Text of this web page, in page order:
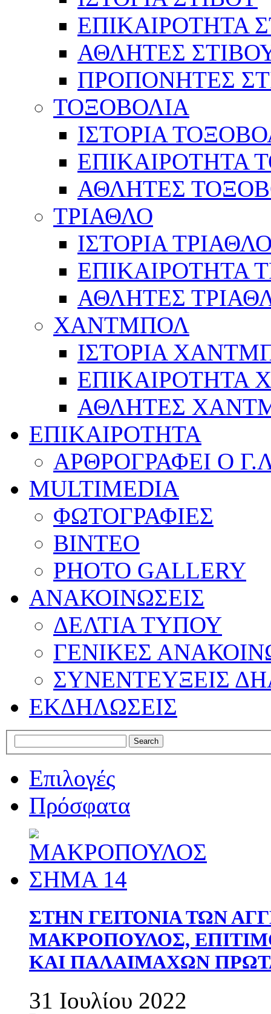
ΕΠΙΚΑΙΡΟΤΗΤΑ
ΑΘΛΗΤΕΣ
ΠΡΟΠΟΝΗΤΕΣ
ΤΟΞΟΒΟΛΙΑ
ΙΣΤΟΡΙΑ
ΕΠΙΚΑΙΡΟΤΗΤΑ
ΑΘΛΗΤΕΣ
ΤΡΙΑΘΛΟ
ΙΣΤΟΡΙΑ
ΕΠΙΚΑΙΡΟΤΗΤΑ
ΑΘΛΗΤΕΣ
ΧΑΝΤΜΠΟΛ
ΙΣΤΟΡΙΑ
ΕΠΙΚΑΙΡΟΤΗΤΑ
ΑΘΛΗΤΕΣ
ΕΠΙΚΑΙΡΟΤΗΤΑ
ΑΡΘΡΟΓΡΑΦΕΙ Ο
MULTIMEDIA
ΦΩΤΟΓΡΑΦΙΕΣ
ΒΙΝΤΕΟ
PHOTO GALLERY
ΑΝΑΚΟΙΝΩΣΕΙΣ
ΔΕΛΤΙΑ ΤΥΠΟΥ
ΓΕΝΙΚΕΣ
ΣΥΝΕΝΤΕΥΞΕΙΣ
ΕΚΔΗΛΩΣΕΙΣ
Επιλογές
Πρόσφατα
ΣΤΗΝ ΓΕΙΤΟΝΙΑ ΤΩΝ
ΜΑΚΡΟΠΟΥΛΟΣ,
ΚΑΙ ΠΑΛΑΙΜΑΧΩΝ
31 Ιουλίου 2022